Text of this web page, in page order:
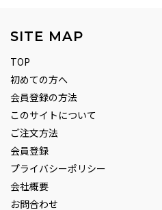
SITE MAP
TOP
初めての方へ
会員登録の方法
このサイトについて
ご注文方法
会員登録
プライバシーポリシー
会社概要
お問合わせ